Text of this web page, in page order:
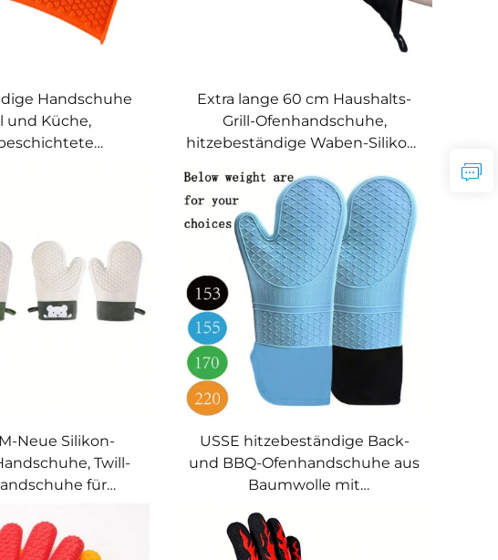
Handschuhe
und Küche,
Extra lange 60 cm Haushalts-
Grill-Ofenhandschuhe,
hitzebeständige Waben-Silikon-
Neue Silikon-
Twill-
für
für Backen,
USSE hitzebeständige Back-
und BBQ-Ofenhandschuhe aus
Baumwolle mit
Mikrowelle